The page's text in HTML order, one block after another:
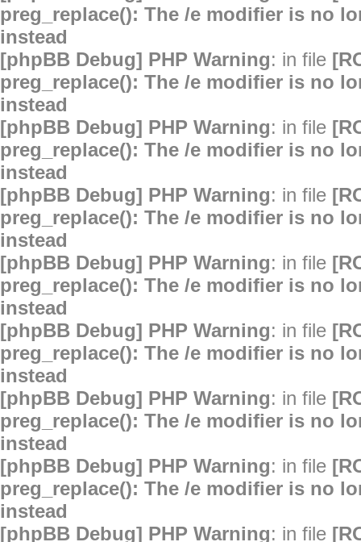
preg_replace(): The /e modifier is no
instead
[phpBB Debug] PHP Warning: in file
preg_replace(): The /e modifier is no
instead
[phpBB Debug] PHP Warning: in file
preg_replace(): The /e modifier is no
instead
[phpBB Debug] PHP Warning: in file
preg_replace(): The /e modifier is no
instead
[phpBB Debug] PHP Warning: in file
preg_replace(): The /e modifier is no
instead
[phpBB Debug] PHP Warning: in file
preg_replace(): The /e modifier is no
instead
[phpBB Debug] PHP Warning: in file
preg_replace(): The /e modifier is no
instead
[phpBB Debug] PHP Warning: in file
preg_replace(): The /e modifier is no
instead
[phpBB Debug] PHP Warning: in file